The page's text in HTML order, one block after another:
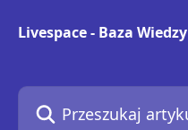
Livespace - Baza Wiedzy
Przeszukaj artykuły...